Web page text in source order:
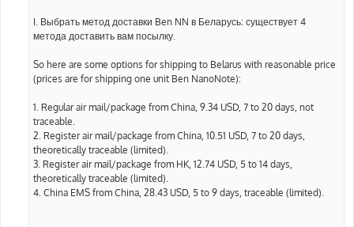
I. Выбрать метод доставки Ben NN в Беларусь: существует 4
метода доставить вам посылку.
So here are some options for shipping to Belarus with reasonable price
(prices are for shipping one unit Ben NanoNote):
1. Regular air mail/package from China, 9.34 USD, 7 to 20 days, not
traceable.
2. Register air mail/package from China, 10.51 USD, 7 to 20 days,
theoretically traceable (limited).
3. Register air mail/package from HK, 12.74 USD, 5 to 14 days,
theoretically traceable (limited).
4. China EMS from China, 28.43 USD, 5 to 9 days, traceable (limited).